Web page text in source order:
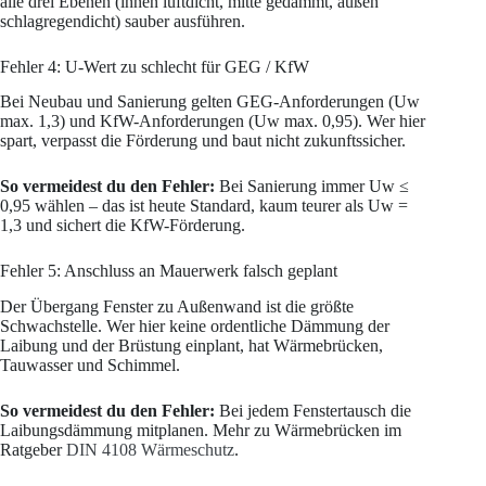
schlagregendicht) sauber ausführen.
Fehler 4: U-Wert zu schlecht für GEG / KfW
Bei Neubau und Sanierung gelten GEG-Anforderungen (Uw
max. 1,3) und KfW-Anforderungen (Uw max. 0,95). Wer hier
spart, verpasst die Förderung und baut nicht zukunftssicher.
So vermeidest du den Fehler: Bei Sanierung immer Uw ≤
0,95 wählen – das ist heute Standard, kaum teurer als Uw =
1,3 und sichert die KfW-Förderung.
Fehler 5: Anschluss an Mauerwerk falsch geplant
Der Übergang Fenster zu Außenwand ist die größte
Schwachstelle. Wer hier keine ordentliche Dämmung der
Laibung und der Brüstung einplant, hat Wärmebrücken,
Tauwasser und Schimmel.
So vermeidest du den Fehler: Bei jedem Fenstertausch die
Laibungsdämmung mitplanen. Mehr zu Wärmebrücken im
RatgeberDIN 4108 Wärmeschutz.